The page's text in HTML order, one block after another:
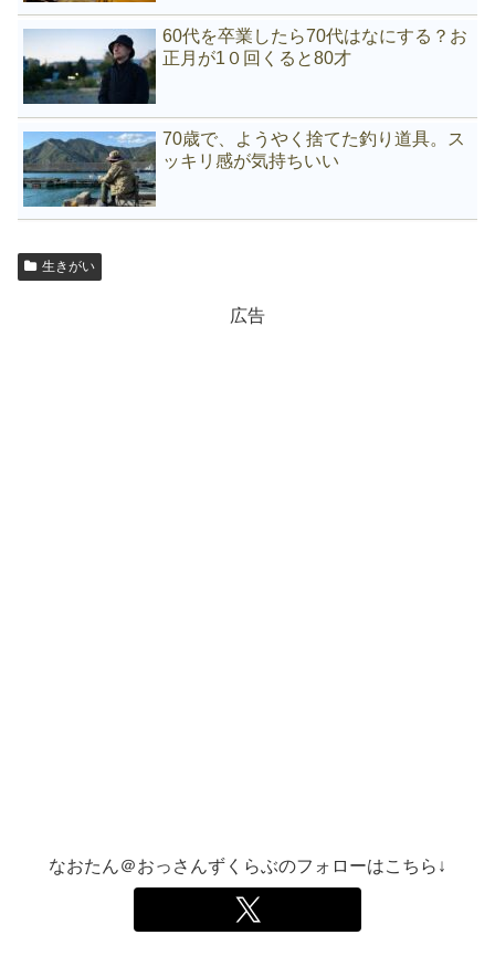
60代を卒業したら70代はなにする？お
正月が1０回くると80才
70歳で、ようやく捨てた釣り道具。ス
ッキリ感が気持ちいい
生きがい
広告
なおたん＠おっさんずくらぶのフォローはこちら↓